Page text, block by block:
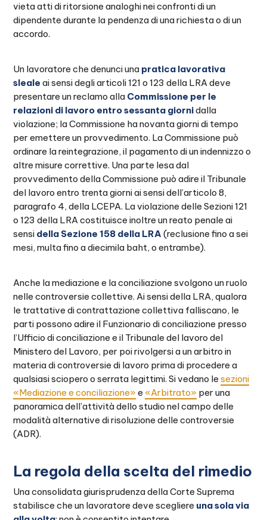
vieta atti di ritorsione analoghi nei confronti di un
dipendente durante la pendenza di una richiesta o di un
accordo.
Un lavoratore che denunci una pratica lavorativa
sleale ai sensi degli articoli 121 o 123 della LRA deve
presentare un reclamo alla Commissione per le
relazioni di lavoro entro sessanta giornidalla
violazione; la Commissione ha novanta giorni di tempo
per emettere un provvedimento. La Commissione può
ordinare la reintegrazione, il pagamento di un indennizzo o
altre misure correttive. Una parte lesa dal
provvedimento della Commissione può adire il Tribunale
del lavoro entro trenta giorni ai sensi dell’articolo 8,
paragrafo 4, della LCEPA. La violazione delle Sezioni 121
o 123 della LRA costituisce inoltre un reato penale ai
sensi della Sezione 158 della LRA (reclusione fino a sei
mesi, multa fino a diecimila baht, o entrambe).
Anche la mediazione e la conciliazione svolgono un ruolo
nelle controversie collettive. Ai sensi della LRA, qualora
le trattative di contrattazione collettiva falliscano, le
parti possono adire il Funzionario di conciliazione presso
l’Ufficio di conciliazione e il Tribunale del lavoro del
Ministero del Lavoro, per poi rivolgersi a un arbitro in
materia di controversie di lavoro prima di procedere a
qualsiasi sciopero o serrata legittimi. Si vedano lesezioni
«Mediazione e conciliazione» e «Arbitrato» per una
panoramica dell’attività dello studio nel campo delle
modalità alternative di risoluzione delle controversie
(ADR).
La regola della scelta del rimedio
Una consolidata giurisprudenza della Corte Suprema
stabilisce che un lavoratore deve scegliere una sola via